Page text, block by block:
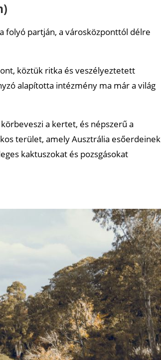
folyó partján, a városközponttól délre
köztük ritka és veszélyeztetett
alapította intézmény ma már a világ
a kertet, és népszerű a
terület, amely Ausztrália esőerdeinek
kaktuszokat és pozsgásokat